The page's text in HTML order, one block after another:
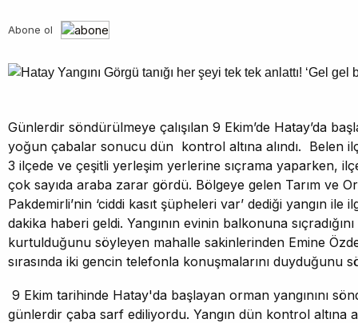
Abone ol
Günlerdir söndürülmeye çalışılan 9 Ekim’de Hatay’da
yoğun çabalar sonucu dün kontrol altına alındı. Belen
3 ilçede ve çeşitli yerleşim yerlerine sıçrama yaparken,
çok sayıda araba zarar gördü. Bölgeye gelen Tarım ve
Pakdemirli’nin ‘ciddi kasıt şüpheleri var’ dediği yangın ile
dakika haberi geldi. Yangının evinin balkonuna
kurtulduğunu söyleyen mahalle sakinlerinden Emine
sırasında iki gencin telefonla konuşmalarını duyduğunu
9 Ekim tarihinde Hatay'da başlayan orman yangınını
günlerdir çaba sarf ediliyordu. Yangın dün kontrol altına